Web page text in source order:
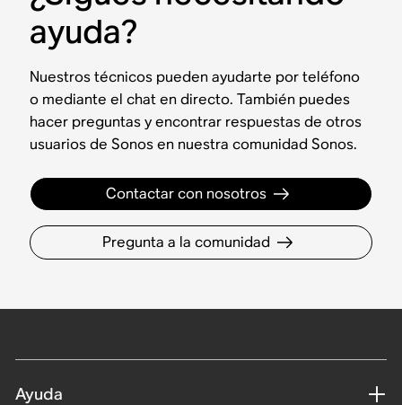
ayuda?
Nuestros técnicos pueden ayudarte por teléfono
o mediante el chat en directo. También puedes
hacer preguntas y encontrar respuestas de otros
usuarios de Sonos en nuestra comunidad Sonos.
Contactar con nosotros
Pregunta a la comunidad
Ayuda